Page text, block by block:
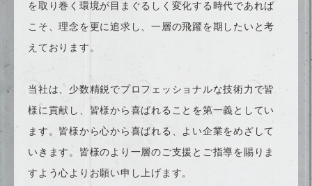
を取り巻く環境が目まぐるしく変化する時代であれば
こそ、理念を更に追求し、一層の飛躍を期したいと考
えております。
当社は、少数精鋭でプロフェッショナルな技術力で皆
様に貢献し、皆様から喜ばれることを第一義としてい
ます。皆様から心から喜ばれる、よい企業をめざして
いきます。皆様のより一層のご支援とご指導を賜りま
すよう心よりお願い申し上げます。